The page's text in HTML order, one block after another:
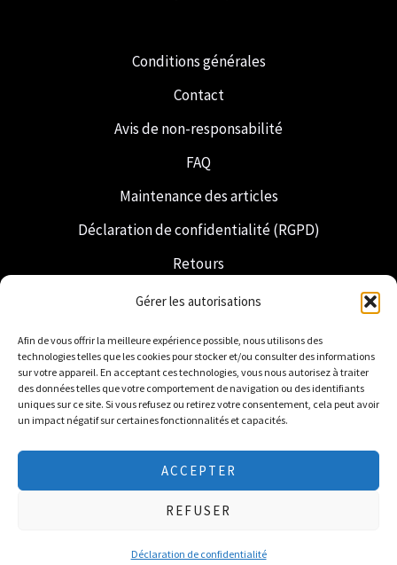
Gérer les autorisations
Afin de vous offrir la meilleure expérience possible, nous utilisons des
technologies telles que les cookies pour stocker et/ou consulter des informations
sur votre appareil. En acceptant ces technologies, vous nous autorisez à traiter
des données telles que votre comportement de navigation ou des identifiants
uniques sur ce site. Si vous refusez ou retirez votre consentement, cela peut avoir
un impact négatif sur certaines fonctionnalités et capacités.
ACCEPTER
REFUSER
Déclaration de confidentialité
Conditions générales
Contact
Avis de non-responsabilité
FAQ
Maintenance des articles
Déclaration de confidentialité (RGPD)
Retours
Expédition et livraison
Franc-maçonnerie
Regalia néerlandaise
© 2026 Freemasonry Store - Boutique maçonnique.